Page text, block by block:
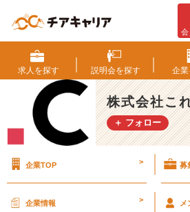
う
就
活
疲
れ
た。」
っ
求人を探す 説明会を探す 企業
株式会社こ
＋ フォロー
企業TOP > 募
企業情報 > メ